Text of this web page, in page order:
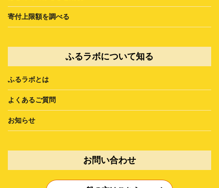
寄付上限額を調べる
ふるラボについて知る
ふるラボとは
よくあるご質問
お知らせ
お問い合わせ